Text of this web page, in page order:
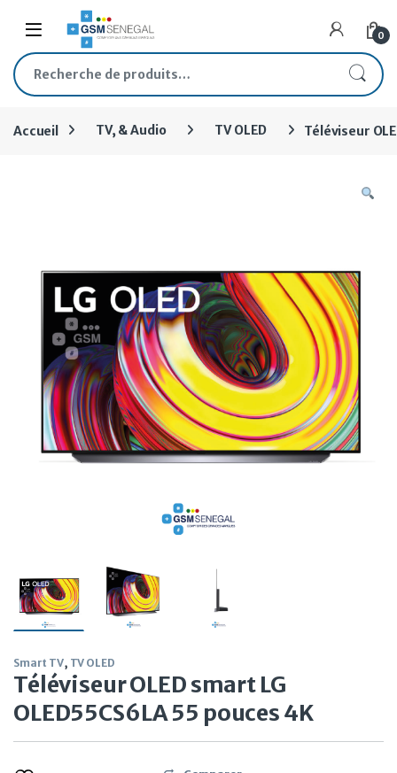
Skip to navigation
Skip to content
Open 0
Recherche pour :
Accueil TV, & Audio TV OLED Téléviseur
Smart TV, TV OLED
Téléviseur OLED smart LG
OLED55CS6LA 55 pouces 4K